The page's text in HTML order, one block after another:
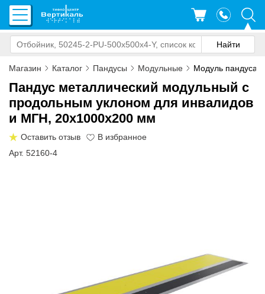
Магазин Каталог Пандусы Модульные Модуль пандуса
Пандус металлический модульный с
продольным уклоном для инвалидов
и МГН, 20х1000х200 мм
Оставить отзыв
Арт. 52160-4